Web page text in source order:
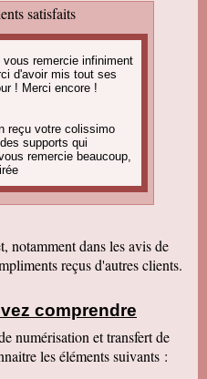
satisfaits
remercie infiniment
d'avoir mis tout ses
! Merci encore !
reçu votre colissimo
supports qui
remercie beaucoup,
sûrement à bientôt
beaucoup
colis on vous
journée
notamment dans les avis de
reçus d'autres clients.
comprendre
numérisation et transfert de
les éléments suivants :